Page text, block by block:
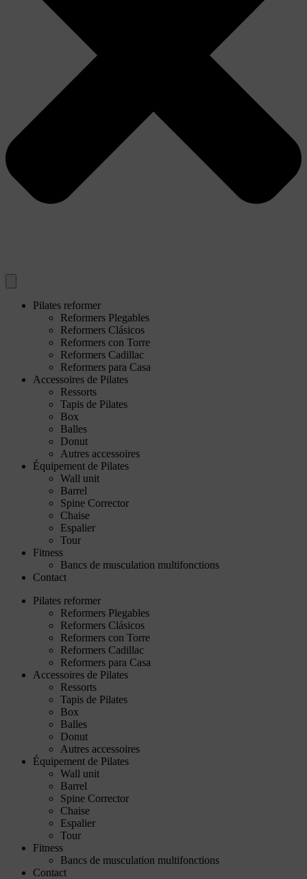
Pilates reformer
Reformers Plegables
Reformers Clásicos
Reformers con Torre
Reformers Cadillac
Reformers para Casa
Accessoires de Pilates
Ressorts
Tapis de Pilates
Box
Balles
Donut
Autres accessoires
Équipement de Pilates
Wall unit
Barrel
Spine Corrector
Chaise
Espalier
Tour
Fitness
Bancs de musculation multifonctions
Contact
Pilates reformer
Reformers Plegables
Reformers Clásicos
Reformers con Torre
Reformers Cadillac
Reformers para Casa
Accessoires de Pilates
Ressorts
Tapis de Pilates
Box
Balles
Donut
Autres accessoires
Équipement de Pilates
Wall unit
Barrel
Spine Corrector
Chaise
Espalier
Tour
Fitness
Bancs de musculation multifonctions
Contact